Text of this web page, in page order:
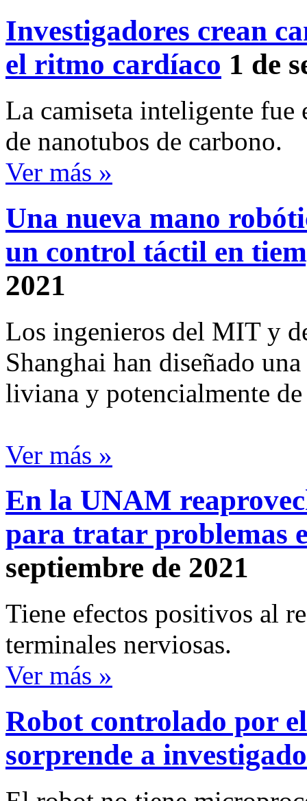
Investigadores crean
el ritmo cardíaco 1 de
La camiseta inteligente fue
de nanotubos de carbono.
Ver más »
Una nueva mano
un control táctil en
2021
Los ingenieros del MIT y
Shanghai han diseñado
liviana y potencialmente
Ver más »
En la UNAM
para tratar problemas
septiembre de 2021
Tiene efectos positivos al
terminales nerviosas.
Ver más »
Robot controlado por
sorprende a